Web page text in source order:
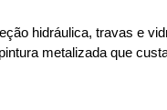
hidráulica, travas e
metalizada que